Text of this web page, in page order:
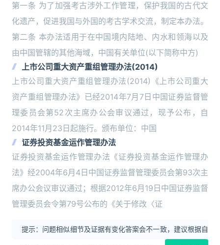
第一条 为了加强考古涉外工作管理，保护我国的古代文
化遗产，促进我国与外国的考古学术交流，制定本办法。
第二条 本办法适用于在中国境内陆地、内水和领海以及
由中国管辖的其他海域，中国有关单位(以下简称中方)
上市公司重大资产重组管理办法(2014)
上市公司重大资产重组管理办法(2014)《上市公司重大
资产重组管理办法》已经2014年7月7日中国证券监督管
理委员会第52次主席办公会审议通过，现予公布，自
2014年11月23日起施行。颁布单位：中国
证券投资基金运作管理办法
证券投资基金运作管理办法《证券投资基金运作管理办
法》经2004年6月4日中国证券监督管理委员会第93次主
席办公会议审议通过；根据2012年6月19日中国证券监督
管理委员会令第79号公布的《关于修改〈证
提示：问题相似细节及证据有变化答案会不一致，建议根据自